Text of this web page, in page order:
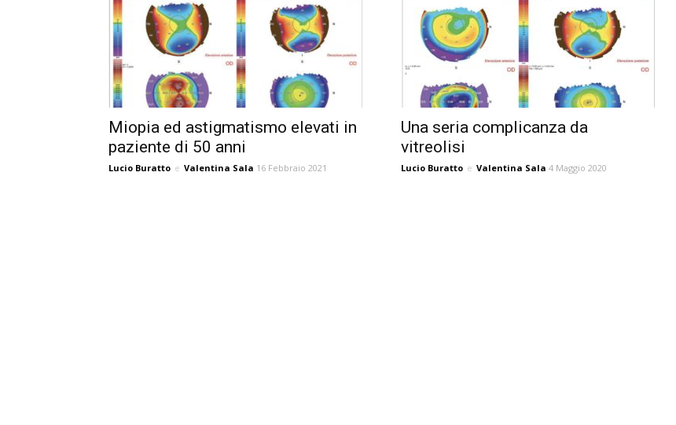
Miopia ed astigmatismo elevati in
paziente di 50 anni
Lucio Buratto e Valentina Sala 16 Febbraio 2021
Una seria complicanza da
vitreolisi
Lucio Buratto e Valentina Sala 4 Maggio 2020